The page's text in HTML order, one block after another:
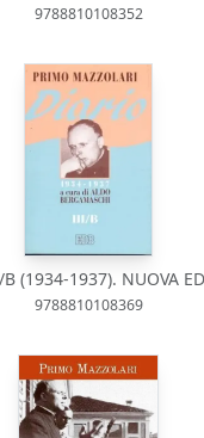
9788810108352
(1934-1937). NUOVA
9788810108369